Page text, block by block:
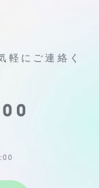
軽にご連絡く